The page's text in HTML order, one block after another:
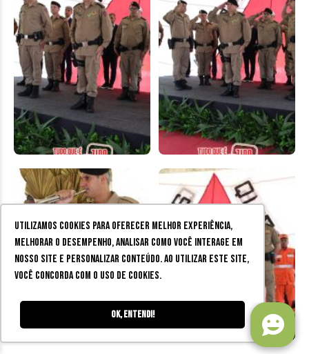
Utilizamos cookies para oferecer melhor experiência,
melhorar o desempenho, analisar como você interage em
nosso site e personalizar conteúdo. Ao utilizar este site,
você concorda com o uso de cookies.
Ok, entendi!